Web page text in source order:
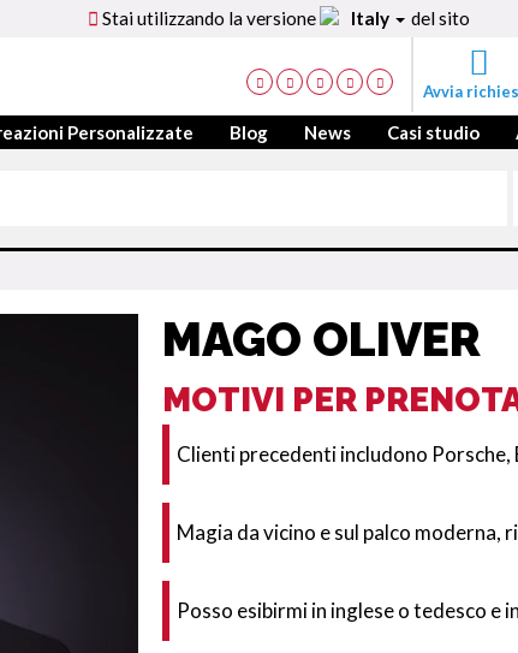
Stai utilizzando la versione Italy del sito
Avvia
Personalizzate Blog News Casi studio
MAGO OLIVER
MOTIVI PER
Clienti precedenti includono
Magia da vicino e sul palco moderna,
Posso esibirmi in inglese o tedesco e